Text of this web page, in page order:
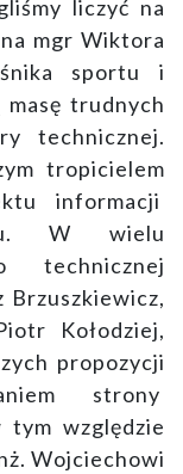
liczyć na
mgr Wiktora
sportu i
masę trudnych
technicznej.
tropicielem
informacji
W wielu
technicznej
Brzuszkiewicz,
Kołodziej,
propozycji
strony
względzie
Wojciechowi